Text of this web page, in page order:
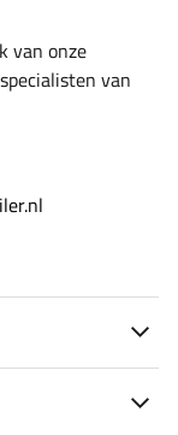
van onze
van